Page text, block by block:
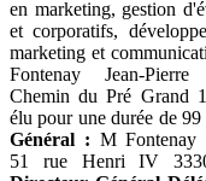
en marketing, gestion
et corporatifs,
marketing et
Fontenay Jean-
Chemin du Pré Grand
élu pour une durée de 99
Général : M Fontenay
51 rue Henri IV